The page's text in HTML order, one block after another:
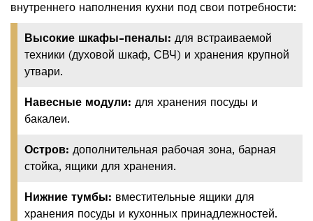
внутреннего наполнения кухни под свои потребности:
Высокие шкафы-пеналы: для встраиваемой
техники (духовой шкаф, СВЧ) и хранения крупной
утвари.
Навесные модули: для хранения посуды и
бакалеи.
Остров: дополнительная рабочая зона, барная
стойка, ящики для хранения.
Нижние тумбы: вместительные ящики для
хранения посуды и кухонных принадлежностей.